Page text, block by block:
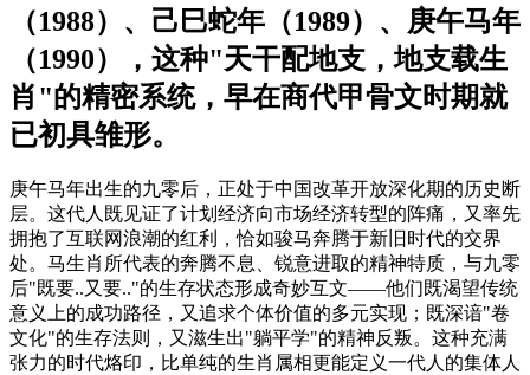
（1988）、己巳蛇年（1989）、庚午马年
（1990），这种"天干配地支，地支载生
肖"的精密系统，早在商代甲骨文时期就
已初具雏形。
庚午马年出生的九零后，正处于中国改革开放深化期的历史断
层。这代人既见证了计划经济向市场经济转型的阵痛，又率先
拥抱了互联网浪潮的红利，恰如骏马奔腾于新旧时代的交界
处。马生肖所代表的奔腾不息、锐意进取的精神特质，与九零
后"既要..又要.."的生存状态形成奇妙互文——他们既渴望传统
意义上的成功路径，又追求个体价值的多元实现；既深谙"卷
文化"的生存法则，又滋生出"躺平学"的精神反叛。这种充满
张力的时代烙印，比单纯的生肖属相更能定义一代人的集体人